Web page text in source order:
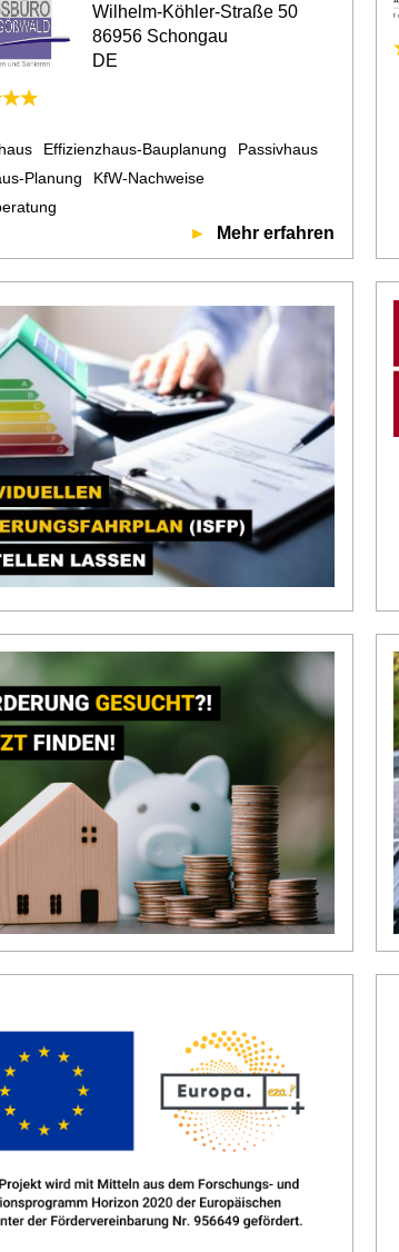
Wilhelm-Köhler-Straße 50
86956 Schongau
DE
Effizienzhaus-Bauplanung
Passivhaus
Planung
KfW-Nachweise
Mehr erfahren